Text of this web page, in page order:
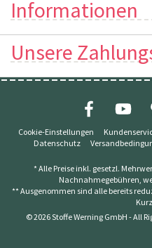
Informationen
Unsere
Cookie-Einstellungen
Datenschutz
* Alle Preise inkl. gesetzl.
Nachnahmegebühren,
** Ausgenommen sind alle bereits
© 2026 Stoffe Werning GmbH - All